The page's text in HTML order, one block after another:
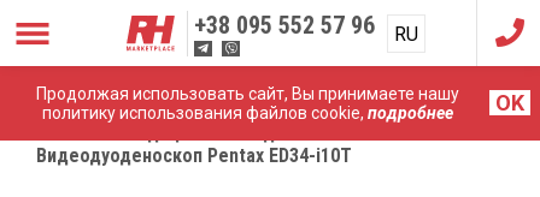
Продолжая использовать сайт, Вы принимаете нашу
политику использования файлов cookie, подробнее OK
+38 095 552 57 96 RU
UA
Видеодуоденоскоп Pentax ED34-i10T